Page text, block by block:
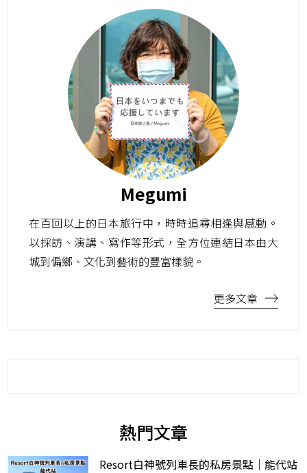
Megumi
在百回以上的日本旅行中，時時追尋相逢與感動。
以採訪、演講、寫作等形式，全方位連結日本由大
城到偏鄉、文化到藝術的豐富樣貌。
更多文章
熱門文章
Resort白神號列車長的私房景點｜能代站